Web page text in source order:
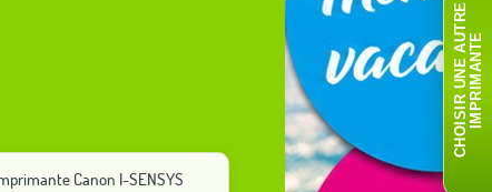
Canon I-SENSYS
C
H
O
I
S
I
R
U
N
E
AU
T
R
E
I
M
P
R
I
M
A
N
TE